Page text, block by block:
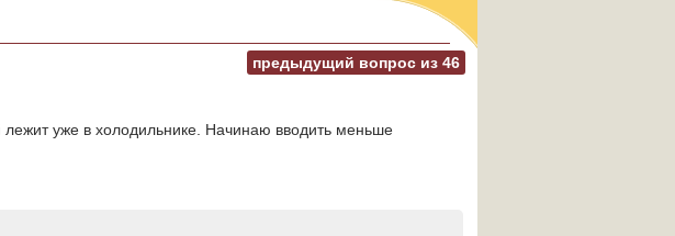
предыдущий вопрос из 46
уже в холодильнике. Начинаю вводить меньше